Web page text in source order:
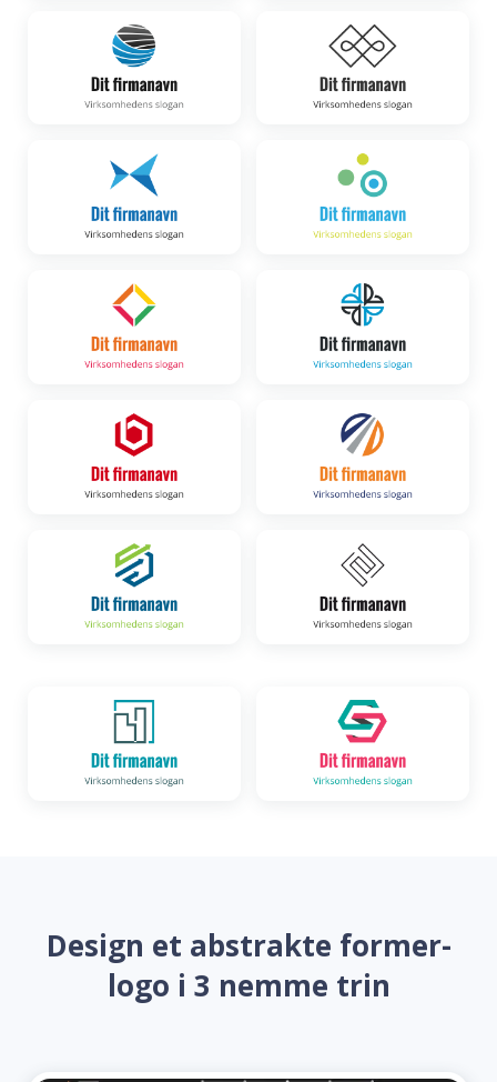
Design et abstrakte former-
logo i 3 nemme trin